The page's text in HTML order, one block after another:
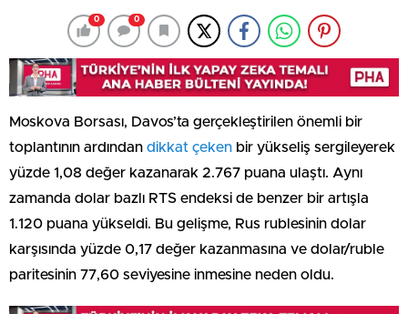
0 0
Moskova Borsası, Davos’ta gerçekleştirilen önemli bir
toplantının ardından dikkat çeken bir yükseliş sergileyerek
yüzde 1,08 değer kazanarak 2.767 puana ulaştı. Aynı
zamanda dolar bazlı RTS endeksi de benzer bir artışla
1.120 puana yükseldi. Bu gelişme, Rus rublesinin dolar
karşısında yüzde 0,17 değer kazanmasına ve dolar/ruble
paritesinin 77,60 seviyesine inmesine neden oldu.